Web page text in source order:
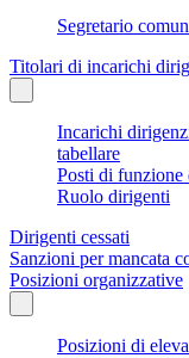
Segretario
Titolari di incarichi
Incarichi
tabellare
Posti di
Ruolo dirigenti
Dirigenti cessati
Sanzioni per mancata
Posizioni organizzative
Posizioni di